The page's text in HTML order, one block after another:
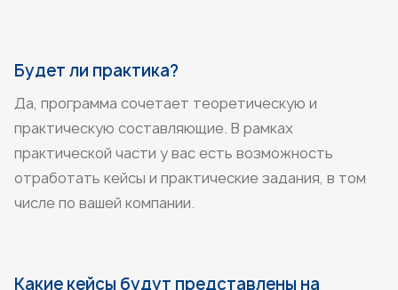
Будет ли практика?
Да, программа сочетает теоретическую и
практическую составляющие. В рамках
практической части у вас есть возможность
отработать кейсы и практические задания, в том
числе по вашей компании.
Какие кейсы будут представлены на